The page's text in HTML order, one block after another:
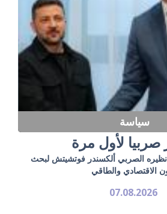
سياسة
لأول مرة
نظيره الصربي ألكسندر فوتشيتش لبحث
الاقتصادي والطاقي
07.08.2026